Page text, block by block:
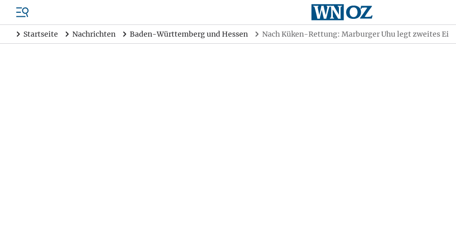
Startseite Nachrichten Baden-Württemberg und Hessen Nach Küken-Rettung: Marburger Uhu legt zweites Ei